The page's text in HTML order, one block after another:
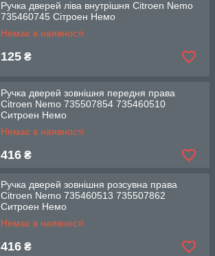
Ручка дверей ліва внутрішня Citroen Nemo
735460745 Сітроен Немо
Немає в наявності
125 ₴
Ручка дверей зовнішня передня права
Citroen Nemo 735507854 735460510
Ситроен Немо
Немає в наявності
416 ₴
Ручка дверей зовнішня розсувна права
Citroen Nemo 735460513 735507862
Ситроен Немо
Немає в наявності
416 ₴